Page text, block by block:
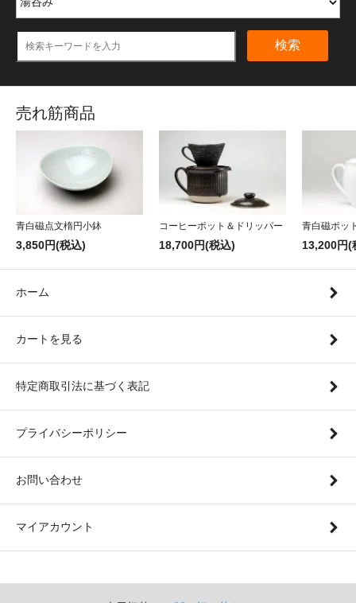
検索
売れ筋商品
青白磁点文楕円小鉢
3,850円(税込)
コーヒーポット＆ドリッパー
18,700円(税込)
青白磁ポッ
13,200円(
ホーム
カートを見る
特定商取引法に基づく表記
プライバシーポリシー
お問い合わせ
マイアカウント